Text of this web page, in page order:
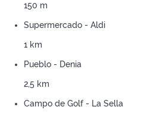
150 m
Supermercado - Aldi
1 km
Pueblo - Denia
2,5 km
Campo de Golf - La Sella